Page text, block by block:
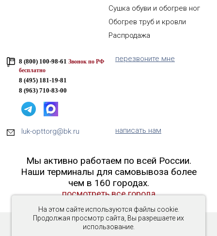
На этом сайте используются файлы cookie.
Продолжая просмотр сайта, Вы разрешаете их
использование.
Сушка обуви и обогрев ног
Обогрев труб и кровли
Распродажа
8 (800) 100-98-61 Звонок по РФ
бесплатно
8 (495) 181-19-81
8 (963) 710-83-00
перезвоните мне
luk-opttorg@bk.ru написать нам
Мы активно работаем по всей России.
Наши терминалы для самовывоза более
чем в 160 городах.
посмотреть все города